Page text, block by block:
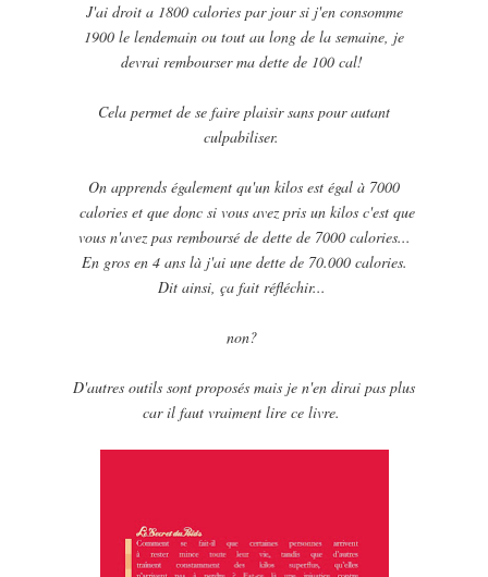
J'ai droit a 1800 calories par jour si j'en consomme
1900 le lendemain ou tout au long de la semaine, je
devrai rembourser ma dette de 100 cal!
Cela permet de se faire plaisir sans pour autant
culpabiliser.
On apprends également qu'un kilos est égal à 7000
calories et que donc si vous avez pris un kilos c'est que
vous n'avez pas remboursé de dette de 7000 calories...
En gros en 4 ans là j'ai une dette de 70.000 calories.
Dit ainsi, ça fait réfléchir...
non?
D'autres outils sont proposés mais je n'en dirai pas plus
car il faut vraiment lire ce livre.